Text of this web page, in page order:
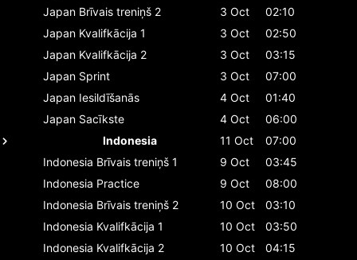
Japan Brīvais treniņš 2 3 Oct
02:10
Japan Kvalifkācija 1 3 Oct
02:50
Japan Kvalifkācija 2 3 Oct
03:15
Japan Sprint 3 Oct
07:00
Japan Iesildīšanās 4 Oct
01:40
Japan Sacīkste 4 Oct
06:00
Indonesia
11 Oct
07:00
Indonesia Brīvais treniņš 1 9 Oct
03:45
Indonesia Practice 9 Oct
08:00
Indonesia Brīvais treniņš 2 10 Oct
03:10
Indonesia Kvalifkācija 1 10 Oct
03:50
Indonesia Kvalifkācija 2 10 Oct
04:15